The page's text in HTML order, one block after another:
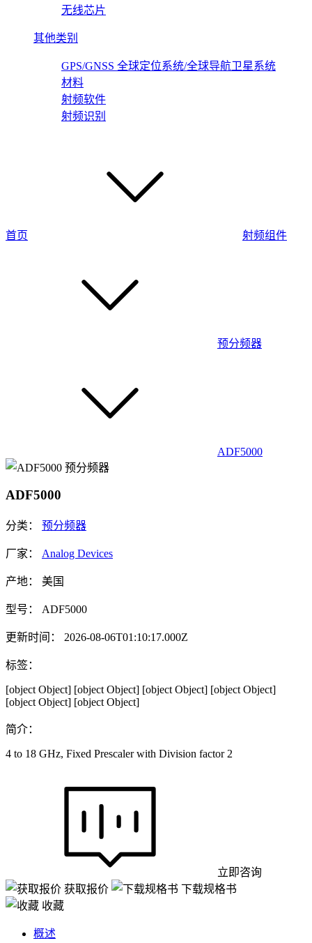
无线芯片
其他类别
GPS/GNSS 全球定位系统/全球导航卫星系统
材料
射频软件
射频识别
首页 射频组件
预分频器
ADF5000
ADF5000
分类： 预分频器
厂家： Analog Devices
产地： 美国
型号： ADF5000
更新时间： 2026-08-06T01:10:17.000Z
标签：
[object Object] [object Object] [object Object] [object Object]
[object Object] [object Object]
简介：
4 to 18 GHz, Fixed Prescaler with Division factor 2
立即咨询
获取报价
下载规格书
收藏
概述